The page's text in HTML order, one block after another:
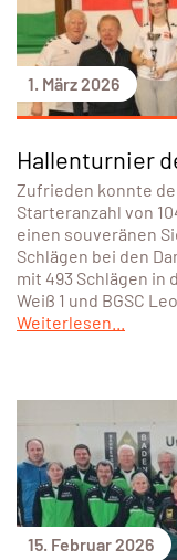
1. März 2026
Hallenturnier
Zufrieden konnte
Starteranzahl von
einen souveränen
Schlägen bei den
mit 493 Schlägen in
Weiß 1 und BGSC
Weiterlesen...
15. Februar 2026